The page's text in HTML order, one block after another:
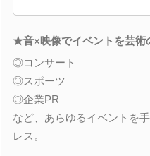
★音×映像でイベントを芸術
◎コンサート
◎スポーツ
◎企業PR
など、あらゆるイベントを
レス。